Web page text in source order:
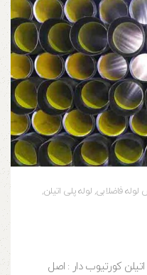
فاضلابی, لوله پلی اتیلن,
اتیلن کورتیوب دار : اصل